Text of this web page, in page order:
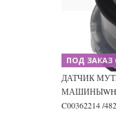
ПОД ЗАКАЗ
ДАТЧИК
C00362214 /